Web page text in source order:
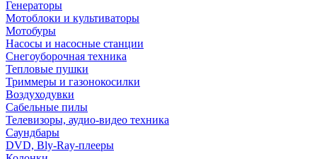
Генераторы
Мотоблоки и культиваторы
Мотобуры
Насосы и насосные станции
Снегоуборочная техника
Тепловые пушки
Триммеры и газонокосилки
Воздуходувки
Сабельные пилы
Телевизоры, аудио-видео техника
Саундбары
DVD, Bly-Ray-плееры